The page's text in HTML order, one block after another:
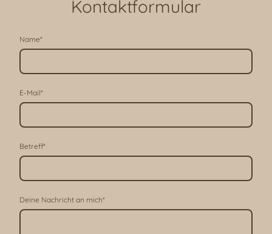
Kontaktformular
Name*
E-Mail*
Betreff*
Deine Nachricht an mich*